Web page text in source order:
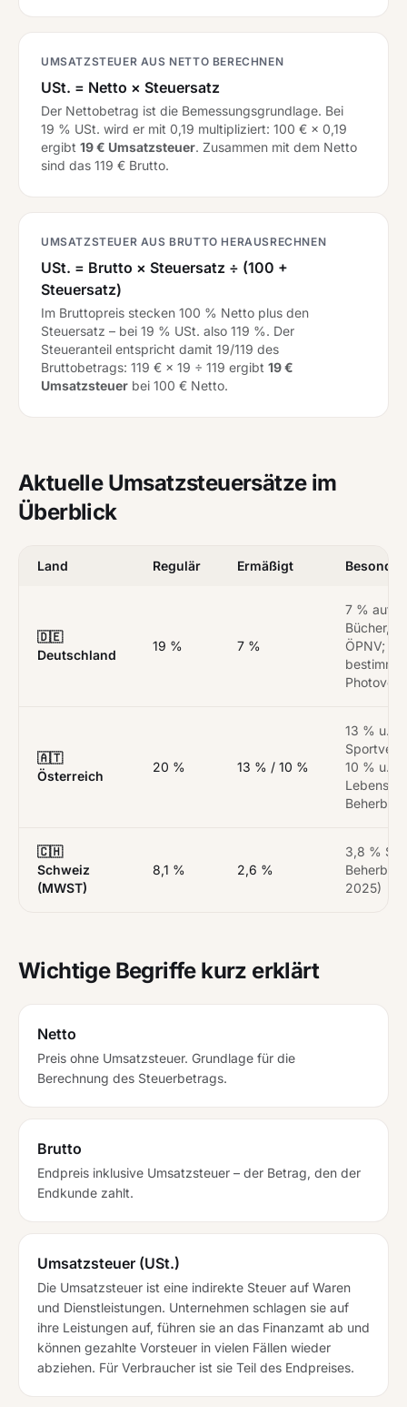
UMSATZSTEUER AUS NETTO BERECHNEN
USt. = Netto × Steuersatz
Der Nettobetrag ist die Bemessungsgrundlage. Bei
19 % USt. wird er mit 0,19 multipliziert: 100 € × 0,19
ergibt 19 € Umsatzsteuer. Zusammen mit dem Netto
sind das 119 € Brutto.
UMSATZSTEUER AUS BRUTTO HERAUSRECHNEN
USt. = Brutto × Steuersatz ÷ (100 +
Steuersatz)
Im Bruttopreis stecken 100 % Netto plus den
Steuersatz – bei 19 % USt. also 119 %. Der
Steueranteil entspricht damit 19/119 des
Bruttobetrags: 119 € × 19 ÷ 119 ergibt 19 €
Umsatzsteuer bei 100 € Netto.
Aktuelle Umsatzsteuersätze im
Überblick
Land Regulär Ermäßigt
🇩🇪
Deutschland
19 % 7 %
7 % auf
Bücher,
ÖPNV; 0
bestimmte
🇦🇹
Österreich
20 % 13 % / 10 %
13 % u.
10 % u. a.
🇨🇭
Schweiz
(MWST)
8,1 % 2,6 %
3,8 %
2025)
Wichtige Begriffe kurz erklärt
Netto
Preis ohne Umsatzsteuer. Grundlage für die
Berechnung des Steuerbetrags.
Brutto
Endpreis inklusive Umsatzsteuer – der Betrag, den der
Endkunde zahlt.
Umsatzsteuer (USt.)
Die Umsatzsteuer ist eine indirekte Steuer auf Waren
und Dienstleistungen. Unternehmen schlagen sie auf
ihre Leistungen auf, führen sie an das Finanzamt ab und
können gezahlte Vorsteuer in vielen Fällen wieder
abziehen. Für Verbraucher ist sie Teil des Endpreises.